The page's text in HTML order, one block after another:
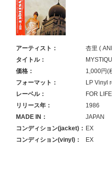
アーティスト：
杏里 (
タイトル：
価格：
1,000円(
フォーマット：
LP Vinyl
レーベル：
FOR LIFE
リリース年：
1986
MADE IN：
JAPAN
コンディション(jacket)： EX
コンディション(vinyl)：
EX